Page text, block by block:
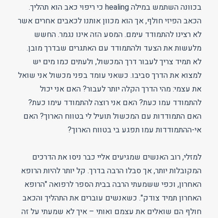
בכוונה השתמש במילה healing כי ריפוי כאב הוא תהליך.
הכאב הפיזי חולף, אך הוא מכוון אותנו לכאבים אחרים אשר
לא רצינו להתמודד עימם. המסע הזה אינו נגמר. החשש
מלעשות את הצעד ולהתמודד עם האתגרים שבדרך מובן.
לא תמיד צריך לעבור דרך המכשול, ולעתים כמו מים יש
למצוא את הדרך סביבו. כשאני עומד בפני מכשול אני שואל
את עצמי: מהי הדרך הקלה יותר לעבור? האם אני יכול
להתמודד עמו כעת? האם אני רוצה להתמודד עימו כעת?
האם התמודדות עם המכשול תועיל לי בטווח הארוך? האם
אי-ההתמודדות עמו תפגע בי בטווח הארוך?
למזלי, רוב האנשים שמגיעים אליי כבר ניסו את הדרכים
המקובלות יותר, אך סבלו הרבה בדרך. קל יותר להיות הרופא
האחרון, וכפי ששמעתי הרבה בבית הספר לרפואה "הרופא
האחרון תמיד צודק". כשאנשים עוברים את התהליך והכאב
חולף הם שואלים את עצמם ואותי – איך לא שמעתי על זה